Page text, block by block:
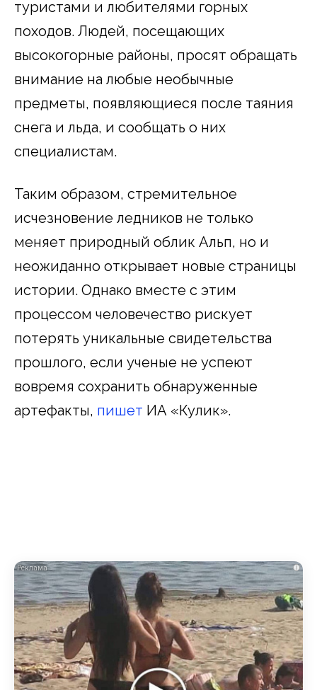
туристами и любителями горных
походов. Людей, посещающих
высокогорные районы, просят обращать
внимание на любые необычные
предметы, появляющиеся после таяния
снега и льда, и сообщать о них
специалистам.
Таким образом, стремительное
исчезновение ледников не только
меняет природный облик Альп, но и
неожиданно открывает новые страницы
истории. Однако вместе с этим
процессом человечество рискует
потерять уникальные свидетельства
прошлого, если ученые не успеют
вовремя сохранить обнаруженные
артефакты, пишет ИА «Кулик».
i